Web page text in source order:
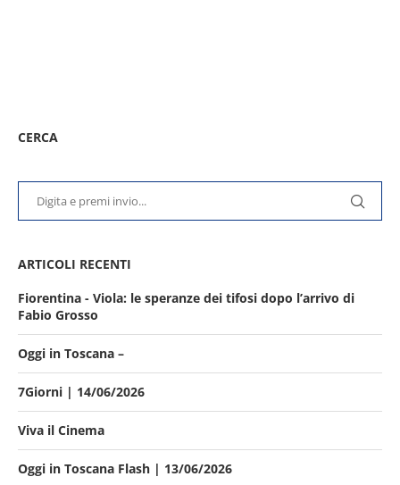
CERCA
ARTICOLI RECENTI
Fiorentina - Viola: le speranze dei tifosi dopo l’arrivo di
Fabio Grosso
Oggi in Toscana –
7Giorni | 14/06/2026
Viva il Cinema
Oggi in Toscana Flash | 13/06/2026